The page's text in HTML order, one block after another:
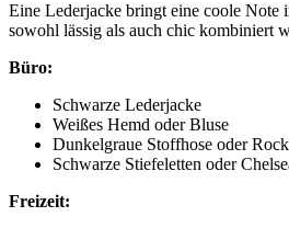
Eine Lederjacke bringt eine coole Note
sowohl lässig als auch chic kombiniert
Büro:
Schwarze Lederjacke
Weißes Hemd oder Bluse
Dunkelgraue Stoffhose oder Rock
Schwarze Stiefeletten oder
Freizeit: